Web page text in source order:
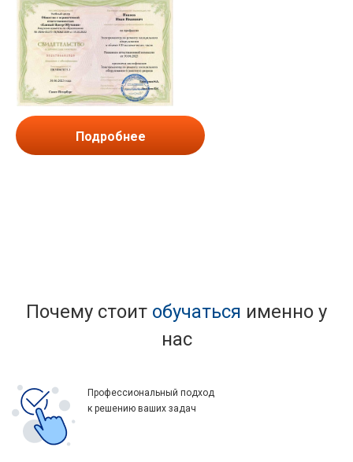
Подробнее
Почему стоит обучаться именно у
нас
Профессиональный подход
к решению ваших задач